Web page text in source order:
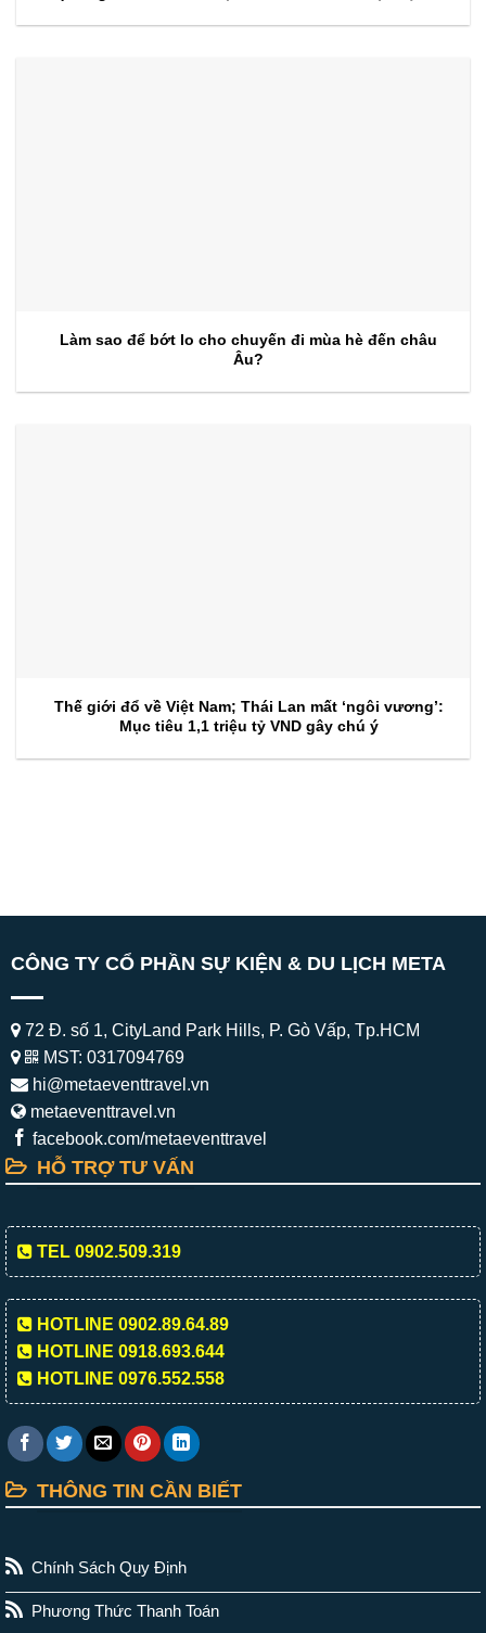
Làm sao để bớt lo cho chuyến đi mùa hè đến châu
Âu?
Thế giới đổ về Việt Nam; Thái Lan mất ‘ngôi vương’:
Mục tiêu 1,1 triệu tỷ VND gây chú ý
CÔNG TY CỔ PHẦN SỰ KIỆN & DU LỊCH META
72 Đ. số 1, CityLand Park Hills, P. Gò Vấp, Tp.HCM
MST: 0317094769
hi@metaeventtravel.vn
metaeventtravel.vn
facebook.com/metaeventtravel
HỖ TRỢ TƯ VẤN
TEL 0902.509.319
HOTLINE 0902.89.64.89
HOTLINE 0918.693.644
HOTLINE 0976.552.558
THÔNG TIN CẦN BIẾT
Chính Sách Quy Định
Phương Thức Thanh Toán